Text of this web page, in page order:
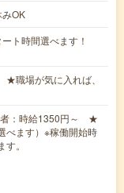
OK
ト時間選べます！
場が気に入れば、
者：時給1350円～ ★
べます）※稼働開始時
。